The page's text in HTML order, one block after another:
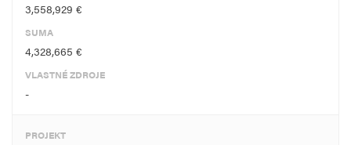
3,558,929 €
SUMA
4,328,665 €
VLASTNÉ ZDROJE
-
PROJEKT